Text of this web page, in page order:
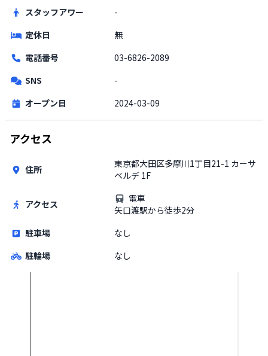
スタッフアワー
-
定休日
無
電話番号
03-6826-2089
SNS
-
オープン日
2024-03-09
アクセス
住所
東京都大田区多摩川1丁目21-1 カーサ
ベルデ 1F
アクセス
電車
矢口渡駅から徒歩2分
駐車場
なし
駐輪場
なし